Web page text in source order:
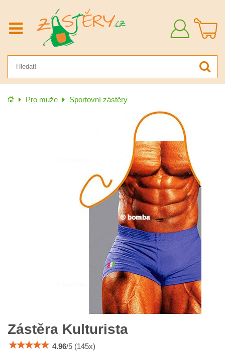
Přihlásit
Úvod Pro muže Sportovní zástěry
Zástěra Kulturista
4.96/5 (145x)